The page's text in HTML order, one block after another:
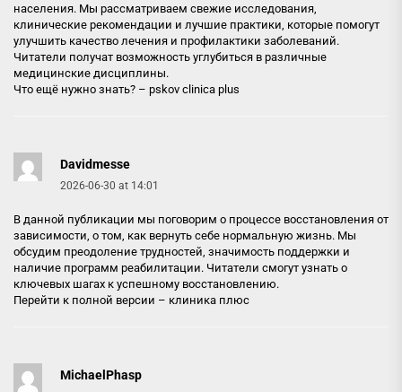
населения. Мы рассматриваем свежие исследования,
клинические рекомендации и лучшие практики, которые помогут
улучшить качество лечения и профилактики заболеваний.
Читатели получат возможность углубиться в различные
медицинские дисциплины.
Что ещё нужно знать? – pskov clinica plus
Davidmesse
2026-06-30 at 14:01
В данной публикации мы поговорим о процессе восстановления от
зависимости, о том, как вернуть себе нормальную жизнь. Мы
обсудим преодоление трудностей, значимость поддержки и
наличие программ реабилитации. Читатели смогут узнать о
ключевых шагах к успешному восстановлению.
Перейти к полной версии – клиника плюс
MichaelPhasp